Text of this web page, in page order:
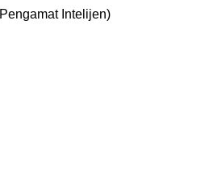
Intelijen)